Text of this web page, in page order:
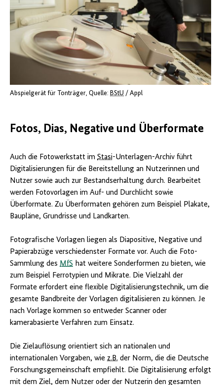
Abspielgerät für Tonträger Quelle: BStU / Appl
Fotos, Dias, Negative und Überformate
Auch die Fotowerkstatt im Stasi-Unterlagen-Archiv führt
Digitalisierungen für die Bereitstellung an Nutzerinnen und
Nutzer sowie auch zur Bestandserhaltung durch. Bearbeitet
werden Fotovorlagen im Auf- und Durchlicht sowie
Überformate. Zu Überformaten gehören zum Beispiel Plakate,
Baupläne, Grundrisse und Landkarten.
Fotografische Vorlagen liegen als Diapositive, Negative und
Papierabzüge verschiedenster Formate vor. Auch die Foto-
Sammlung des MfS hat weitere Sonderformen zu bieten, wie
zum Beispiel Ferrotypien und Mikrate. Die Vielzahl der
Formate erfordert eine flexible Digitalisierungstechnik, um die
gesamte Bandbreite der Vorlagen digitalisieren zu können. Je
nach Vorlage kommen so entweder Scanner oder
kamerabasierte Verfahren zum Einsatz.
Die Zielauflösung orientiert sich an nationalen und
internationalen Vorgaben, wie z.B. der Norm, die die Deutsche
Forschungsgemeinschaft empfiehlt. Die Digitalisierung erfolgt
mit dem Ziel, dem Nutzer oder der Nutzerin den gesamten